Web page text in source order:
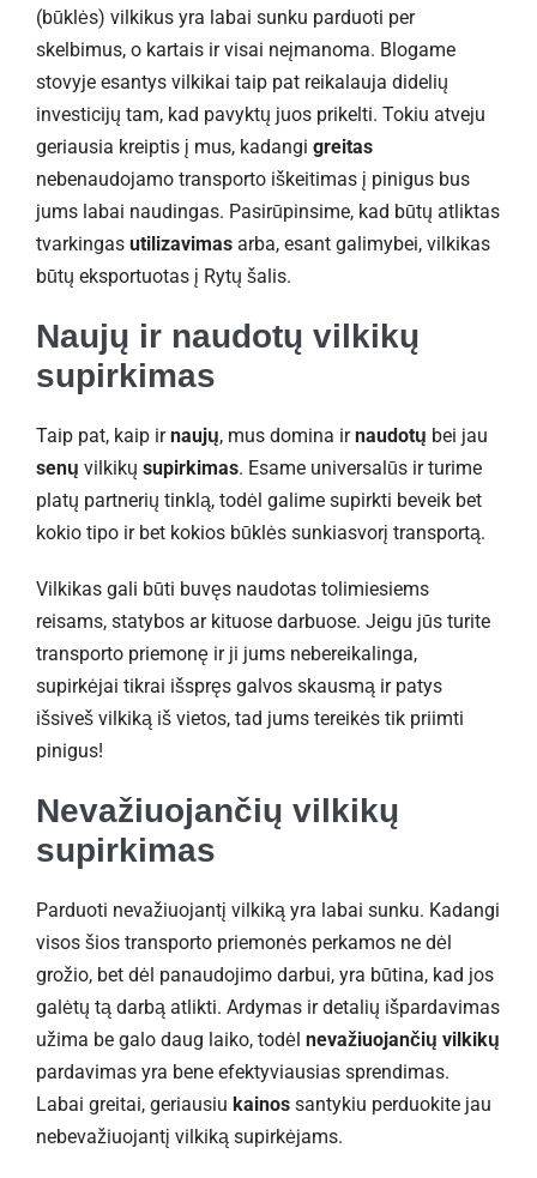
(būklės) vilkikus yra labai sunku parduoti per
skelbimus, o kartais ir visai neįmanoma. Blogame
stovyje esantys vilkikai taip pat reikalauja didelių
investicijų tam, kad pavyktų juos prikelti. Tokiu atveju
geriausia kreiptis į mus, kadangi greitas
nebenaudojamo transporto iškeitimas į pinigus bus
jums labai naudingas. Pasirūpinsime, kad būtų atliktas
tvarkingas utilizavimas arba, esant galimybei, vilkikas
būtų eksportuotas į Rytų šalis.
Naujų ir naudotų vilkikų
supirkimas
Taip pat, kaip irnaujų, mus domina irnaudotų bei jau
senų vilkikų supirkimas. Esame universalūs ir turime
platų partnerių tinklą, todėl galime supirkti beveik bet
kokio tipo ir bet kokios būklės sunkiasvorį transportą.
Vilkikas gali būti buvęs naudotas tolimiesiems
reisams, statybos ar kituose darbuose. Jeigu jūs turite
transporto priemonę ir ji jums nebereikalinga,
supirkėjai tikrai išspręs galvos skausmą ir patys
išsiveš vilkiką iš vietos, tad jums tereikės tik priimti
pinigus!
Nevažiuojančių vilkikų
supirkimas
Parduoti nevažiuojantį vilkiką yra labai sunku. Kadangi
visos šios transporto priemonės perkamos ne dėl
grožio, bet dėl panaudojimo darbui, yra būtina, kad jos
galėtų tą darbą atlikti. Ardymas ir detalių išpardavimas
užima be galo daug laiko, todėl nevažiuojančių vilkikų
pardavimas yra bene efektyviausias sprendimas.
Labai greitai, geriausiu kainos santykiu perduokite jau
nebevažiuojantį vilkiką supirkėjams.